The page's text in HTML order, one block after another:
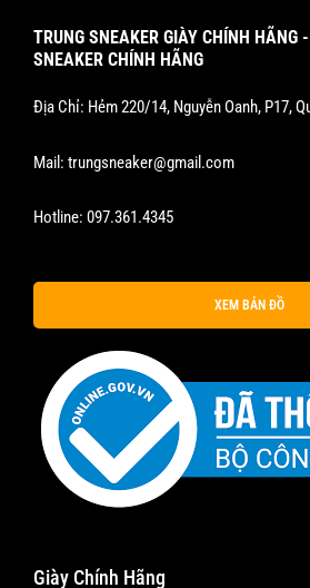
TRUNG SNEAKER GIÀY CHÍNH HÃNG
SNEAKER CHÍNH HÃNG
Địa Chỉ: Hẻm 220/14, Nguyễn Oanh, P17,
Mail: trungsneaker@gmail.com
Hotline: 097.361.4345
XEM BẢN ĐỒ
Giày Chính Hãng